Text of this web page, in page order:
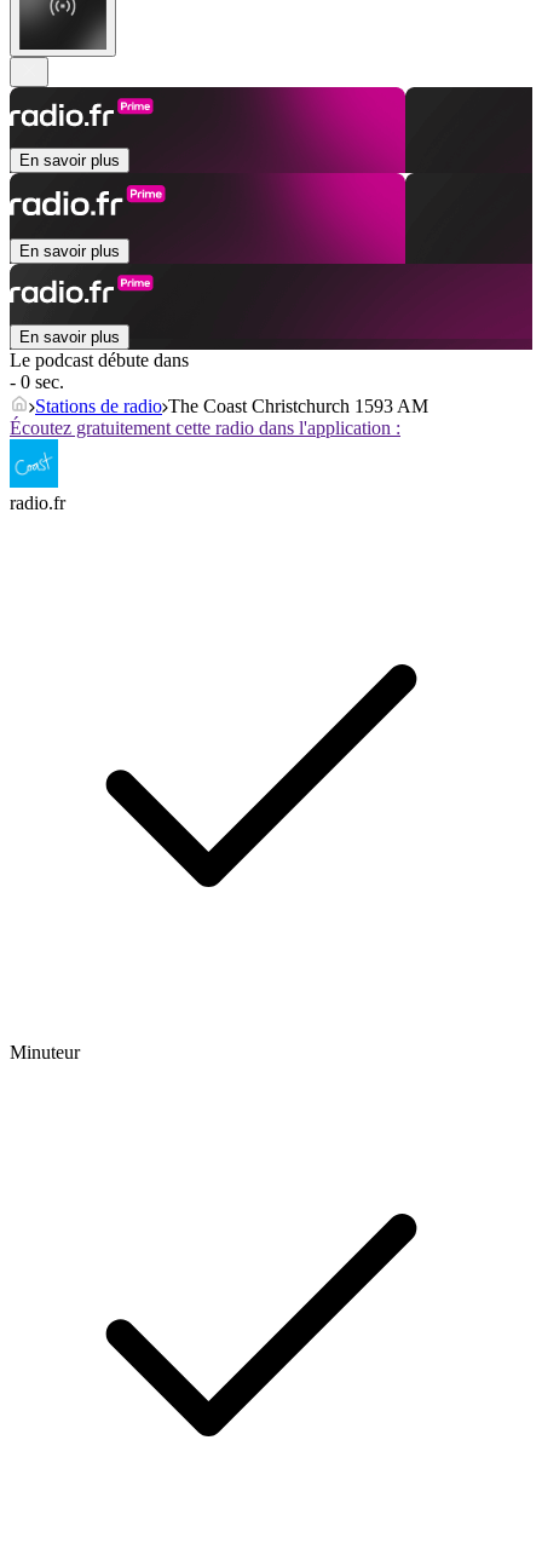
En savoir plus
En savoir plus
En savoir plus
Le podcast débute dans
- 0 sec.
Stations de radio The Coast Christchurch 1593 AM
Écoutez gratuitement cette radio dans l'application :
radio.fr
Minuteur